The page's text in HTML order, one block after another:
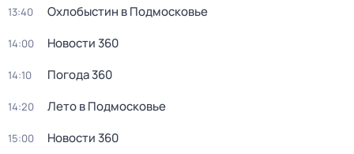
13:40 Охлобыстин в Подмосковье
14:00 Новости 360
14:10 Погода 360
14:20 Лето в Подмосковье
15:00 Новости 360